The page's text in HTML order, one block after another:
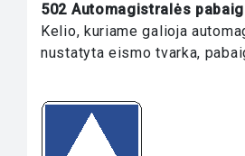
502 Automagistralės
Kelio, kuriame galioja
nustatyta eismo tvarka,